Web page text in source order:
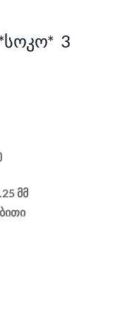
*სოკო* 3
მმ